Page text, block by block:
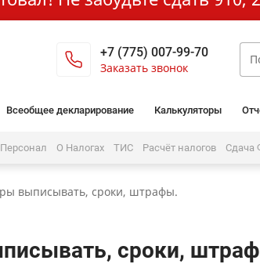
+7 (775) 007-99-70
Заказать звонок
Всеобщее декларирование Калькуляторы
Персонал О Налогах ТИС Расчёт налогов Сдача
выписывать, сроки, штрафы.
сроки,